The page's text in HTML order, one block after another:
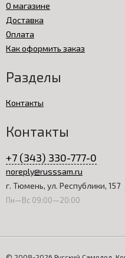
О магазине
Доставка
Оплата
Как оформить заказ
Разделы
Контакты
Контакты
+7 (343) 330-777-0
noreply@russsam.ru
г. Тюмень, ул. Республики, 157
Пн—Вс 09:00—20:00